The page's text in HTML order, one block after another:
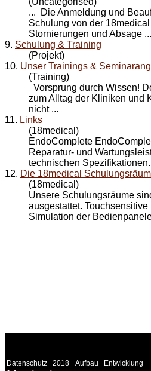
... Die Anmeldung und
Schulung von der
Stornierungen und Absage ...
9. Schulung & Training
(Projekt)
10. Unser Trainings &
(Training)
Vorsprung durch Wissen!
zum Alltag der Kliniken und
nicht ...
11. Links
(18medical)
EndoComplete
Reparatur- und
technischen
12. Die 18medical
(18medical)
Unsere Schulungsräume
ausgestattet.
Simulation der
Datenschutz 2018 Aufbau Entwicklung